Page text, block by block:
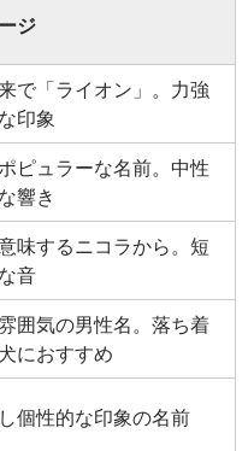
ジ
で「ライオン」。力強
印象
ピュラーな名前。中性
響き
味するニコラから。短
音
囲気の男性名。落ち着
におすすめ
個性的な印象の名前